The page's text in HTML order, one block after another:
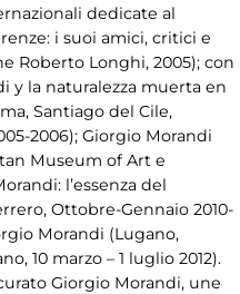
dedicate al
i suoi amici, critici e
Roberto Longhi, 2005); con
y la naturalezza muerta en
Santiago del Cile,
2006); Giorgio Morandi
Museum of Art e
l’essenza del
Ottobre-Gennaio 2010-
Morandi (Lugano,
10 marzo – 1 luglio 2012).
Giorgio Morandi, une